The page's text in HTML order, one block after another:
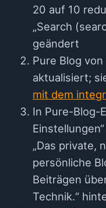
20 auf 10
„Search
geändert
Pure Blog
aktualisiert;
mit dem
In Pure-Blog-
„Das private,
persönliche
Beiträgen
Technik.“